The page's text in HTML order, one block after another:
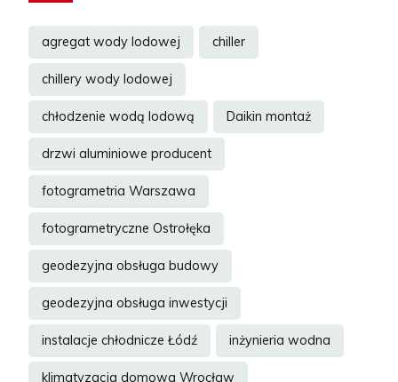
agregat wody lodowej chiller
chillery wody lodowej
chłodzenie wodą lodową Daikin montaż
drzwi aluminiowe producent
fotogrametria Warszawa
fotogrametryczne Ostrołęka
geodezyjna obsługa budowy
geodezyjna obsługa inwestycji
instalacje chłodnicze Łódź inżynieria wodna
klimatyzacja domowa Wrocław